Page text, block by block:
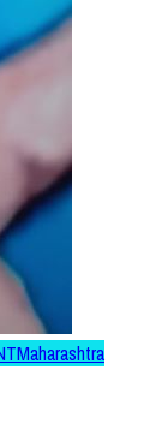
Maharashtra